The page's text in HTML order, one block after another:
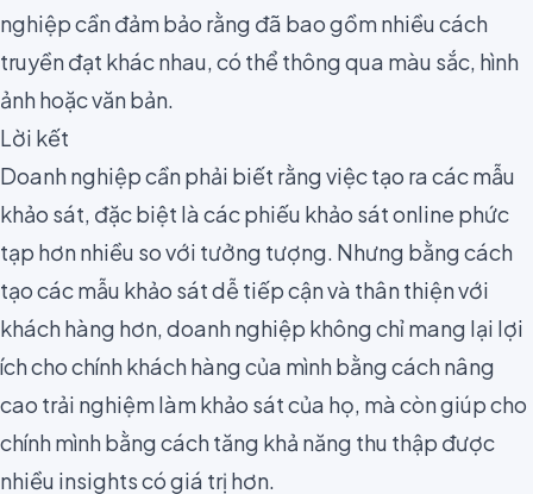
nghiệp cần đảm bảo rằng đã bao gồm nhiều cách
truyền đạt khác nhau, có thể thông qua màu sắc, hình
ảnh hoặc văn bản.
Lời kết
Doanh nghiệp cần phải biết rằng việc tạo ra các mẫu
khảo sát, đặc biệt là các phiếu khảo sát online phức
tạp hơn nhiều so với tưởng tượng. Nhưng bằng cách
tạo các mẫu khảo sátdễ tiếp cận và thân thiện với
khách hàng hơn, doanh nghiệp không chỉ mang lại lợi
ích cho chính khách hàng của mình bằng cách nâng
cao trải nghiệm làm khảo sát của họ, mà còn giúp cho
chính mình bằng cách tăng khả năng thu thập được
nhiều insights có giá trị hơn.